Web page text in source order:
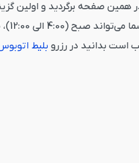
صفحه برگردید و اولین
بلیط